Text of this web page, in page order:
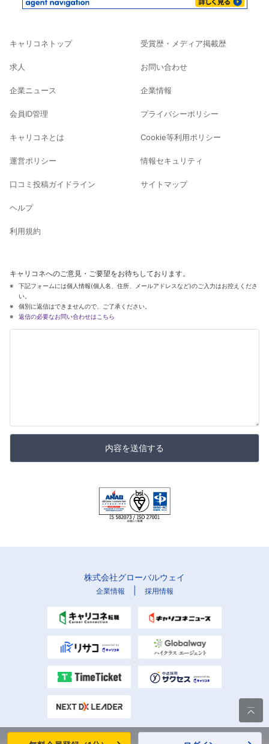
キャリコネトップ
求人
企業ニュース
会員ID管理
キャリコネとは
運営ポリシー
口コミ投稿ガイドライン
ヘルプ
利用規約
受賞歴・メディア掲載歴
お問い合わせ
企業情報
プライバシーポリシー
Cookie等利用ポリシー
情報セキュリティ
サイトマップ
キャリコネへのご意見・ご要望をお待ちしております。
下記フォームには個人情報(個人名、住所、メールアドレスなど)のご入力はお控えくださ
い。
個別に返信はできませんので、ご了承ください。
返信の必要なお問い合わせはこちら
内容を送信する
株式会社グローバルウェイ
企業情報 採用情報
